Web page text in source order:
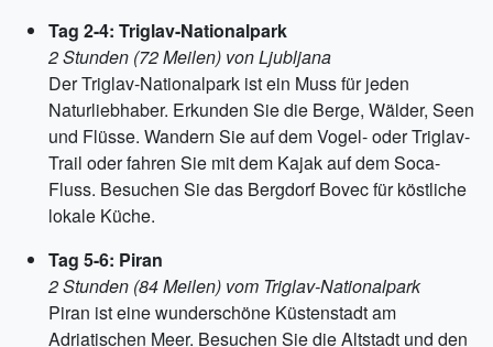
Tag 2-4: Triglav-Nationalpark
2 Stunden (72 Meilen) von Ljubljana
Der Triglav-Nationalpark ist ein Muss für jeden
Naturliebhaber. Erkunden Sie die Berge, Wälder, Seen
und Flüsse. Wandern Sie auf dem Vogel- oder Triglav-
Trail oder fahren Sie mit dem Kajak auf dem Soca-
Fluss. Besuchen Sie das Bergdorf Bovec für köstliche
lokale Küche.
Tag 5-6: Piran
2 Stunden (84 Meilen) vom Triglav-Nationalpark
Piran ist eine wunderschöne Küstenstadt am
Adriatischen Meer. Besuchen Sie die Altstadt und den